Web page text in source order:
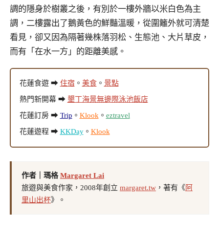
調的隱身於樹叢之後，有別於一樓外牆以米白色為主
調，二樓露出了鵝黃色的鮮豔溫暖，從圍籬外就可清楚
看見，卻又因為隔著幾株落羽松、生態池、大片草皮，
而有「在水一方」的距離美感。
花蓮食遊 ➡ 住宿 。 美食。 景點
熱門新開幕 ➡ 墾丁海景無邊際泳池飯店
花蓮訂房 ➡ Trip 。 Klook。 eztravel
花蓮遊程 ➡ KKDay。 Klook
作者｜瑪格Margaret Lai
旅遊與美食作家，2008年創立 margaret.tw ，著有《阿
里山出杯》。